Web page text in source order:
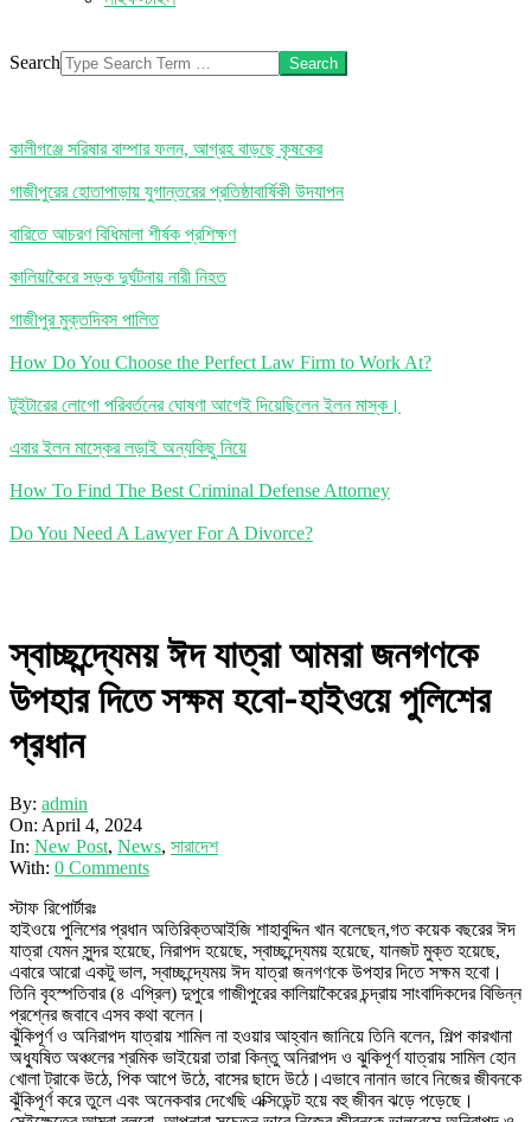
Search
কালীগঞ্জে সরিষার বাম্পার ফলন, আগ্রহ বাড়ছে কৃষকের
গাজীপুরের হোতাপাড়ায় যুগান্তরের প্রতিষ্ঠাবার্ষিকী উদযাপন
বারিতে আচরণ বিধিমালা শীর্ষক প্রশিক্ষণ
কালিয়াকৈরে সড়ক দুর্ঘটনায় নারী নিহত
গাজীপুর মুক্তদিবস পালিত
How Do You Choose the Perfect Law Firm to Work At?
টুইটারের লোগো পরিবর্তনের ঘোষণা আগেই দিয়েছিলেন ইলন মাস্ক।
এবার ইলন মাস্কের লড়াই অন্যকিছু নিয়ে
How To Find The Best Criminal Defense Attorney
Do You Need A Lawyer For A Divorce?
স্বাচ্ছন্দ্যেময় ঈদ যাত্রা আমরা জনগণকে
উপহার দিতে সক্ষম হবো-হাইওয়ে পুলিশের
প্রধান
By: admin
On: April 4, 2024
In: New Post, News, সারাদেশ
With: 0 Comments
স্টাফ রিপোর্টারঃ
হাইওয়ে পুলিশের প্রধান অতিরিক্তআইজি শাহাবুদ্দিন খান বলেছেন,গত কয়েক বছরের ঈদ
যাত্রা যেমন সুন্দর হয়েছে, নিরাপদ হয়েছে, স্বাচ্ছন্দ্যেময় হয়েছে, যানজট মুক্ত হয়েছে,
এবারে আরো একটু ভাল, স্বাচ্ছন্দ্যেময় ঈদ যাত্রা জনগণকে উপহার দিতে সক্ষম হবো।
তিনি বৃহস্পতিবার (৪ এপ্রিল) দুপুরে গাজীপুরের কালিয়াকৈরের চন্দ্রায় সাংবাদিকদের বিভিন্ন
প্রশ্নের জবাবে এসব কথা বলেন।
ঝুঁকিপূর্ণ ও অনিরাপদ যাত্রায় শামিল না হওয়ার আহ্বান জানিয়ে তিনি বলেন, শিল্প কারখানা
অধ্যুষিত অঞ্চলের শ্রমিক ভাইয়েরা তারা কিন্তু অনিরাপদ ও ঝুকিপূর্ণ যাত্রায় সামিল হোন
খোলা ট্রাকে উঠে, পিক আপে উঠে, বাসের ছাদে উঠে।এভাবে নানান ভাবে নিজের জীবনকে
ঝুঁকিপূর্ণ করে তুলে এবং অনেকবার দেখেছি এক্সিডেন্ট হয়ে বহু জীবন ঝড়ে পড়েছে।